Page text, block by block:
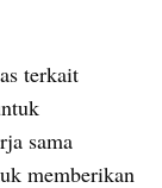
terkait
sama
memberikan